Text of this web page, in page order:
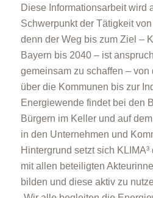
Diese Informationsarbeit wird
Schwerpunkt der Tätigkeit
denn der Weg bis zum Ziel –
Bayern bis 2040 – ist
gemeinsam zu schaffen – von
über die Kommunen bis zur
Energiewende findet bei den
Bürgern im Keller und auf
in den Unternehmen und
Hintergrund setzt sich
mit allen beteiligten
bilden und diese aktiv zu